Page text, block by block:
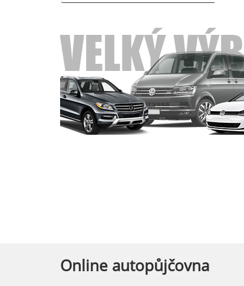
Online autopůjčovna